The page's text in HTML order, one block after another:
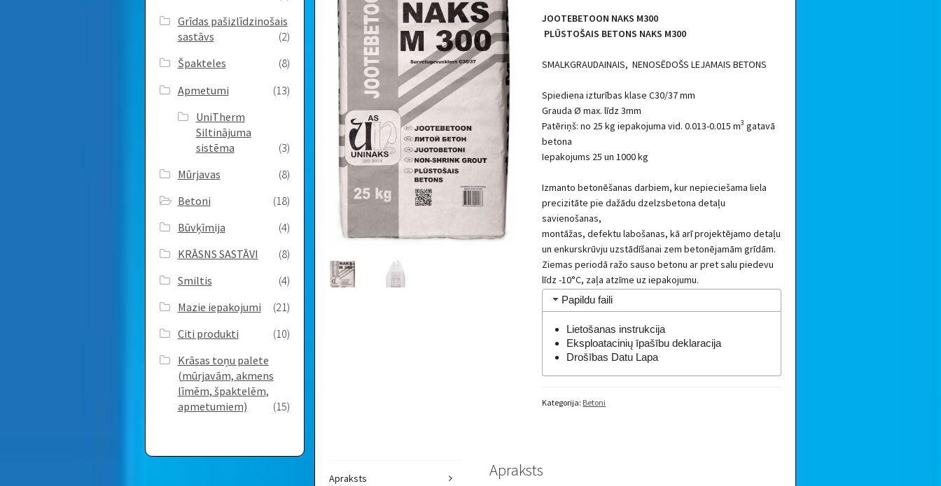
JOOTEBETOON NAKS M300
PLŪSTOŠAIS BETONS NAKS M300
SMALKGRAUDAINAIS, NENOSĒDOŠS LEJAMAIS BETONS
Spiediena izturības klase C30/37 mm
Grauda Ø max. līdz 3mm
Patēriņš: no 25 kg iepakojuma vid. 0.013-0.015 m3 gatavā
betona
Iepakojums 25 un 1000 kg
Izmanto betonēšanas darbiem, kur nepieciešama liela
precizitāte pie dažādu dzelzsbetona detaļu
savienošanas,
montāžas, defektu labošanas, kā arī projektējamo detaļu
un enkurskrūvju uzstādīšanai zem betonējamām grīdām.
Ziemas periodā ražo sauso betonu ar pret salu piedevu
līdz -10°C, zaļa atzīme uz iepakojumu.
Papildu faili
Lietošanas instrukcija
Eksploatacinių īpašību deklaracija
Drošības Datu Lapa
Kategorija: Betoni
Apraksts Apraksts
Grīdas pašizlīdzinošais
sastāvs
(2)
Špakteles
(8)
Apmetumi
(13)
UniTherm
Siltinājuma
sistēma
(3)
Mūrjavas
(8)
Betoni
(18)
Būvķīmija
(4)
KRĀSNS SASTĀVI
(8)
Smiltis
(4)
Mazie iepakojumi
(21)
Citi produkti
(10)
Krāsas toņu palete
(mūrjavām, akmens
līmēm, špaktelēm,
apmetumiem)
(15)